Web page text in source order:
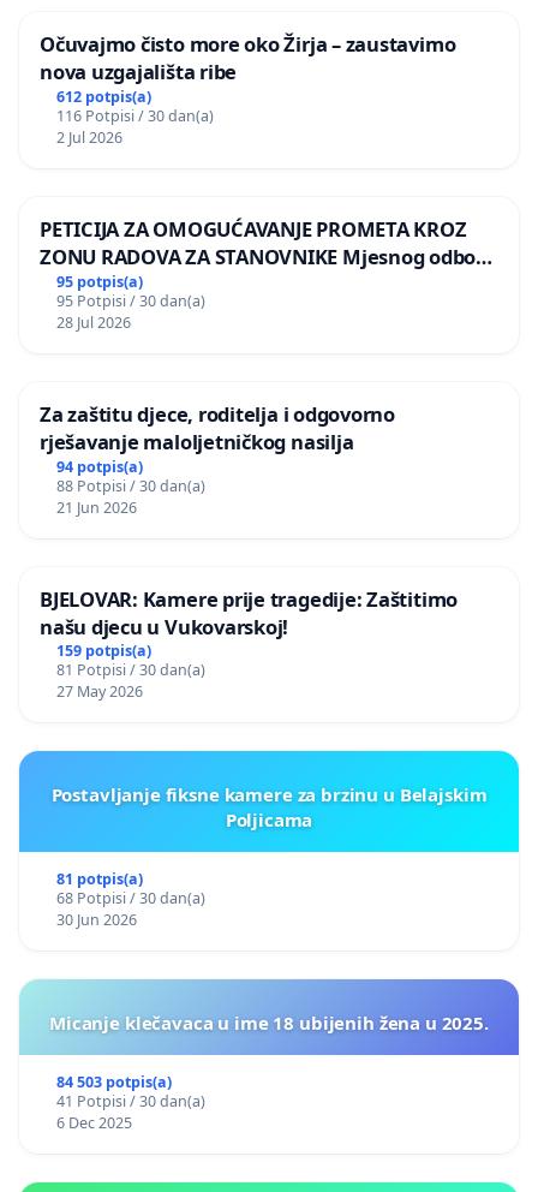
Očuvajmo čisto more oko Žirja – zaustavimo
nova uzgajališta ribe
612 potpis(a)
116 Potpisi / 30 dan(a)
2 Jul 2026
PETICIJA ZA OMOGUĆAVANJE PROMETA KROZ
ZONU RADOVA ZA STANOVNIKE Mjesnog odbora
Kamensko i Lemić Brdo
95 potpis(a)
95 Potpisi / 30 dan(a)
28 Jul 2026
Za zaštitu djece, roditelja i odgovorno
rješavanje maloljetničkog nasilja
94 potpis(a)
88 Potpisi / 30 dan(a)
21 Jun 2026
BJELOVAR: Kamere prije tragedije: Zaštitimo
našu djecu u Vukovarskoj!
159 potpis(a)
81 Potpisi / 30 dan(a)
27 May 2026
Postavljanje fiksne kamere za brzinu u Belajskim
Poljicama
81 potpis(a)
68 Potpisi / 30 dan(a)
30 Jun 2026
Micanje klečavaca u ime 18 ubijenih žena u 2025.
84 503 potpis(a)
41 Potpisi / 30 dan(a)
6 Dec 2025